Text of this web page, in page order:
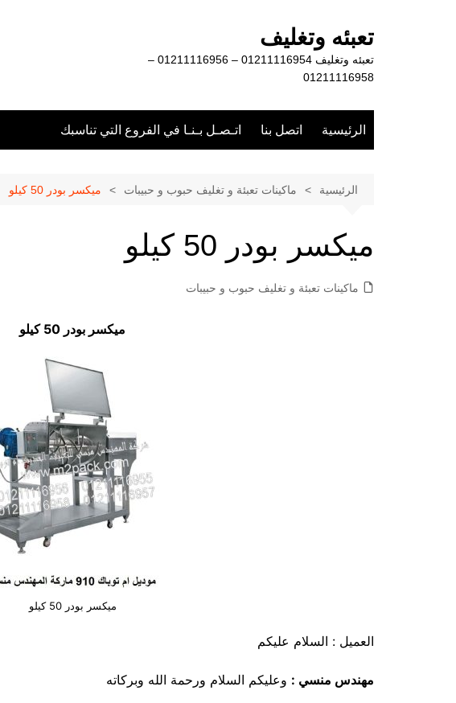
تعبئه وتغليف
تعبئه وتغليف 01211116954 – 01211116956 –
01211116958
الرئيسية اتصل بنا اتـصـل بـنـا في الفروع التي تناسبك
الرئيسية ماكينات تعبئة و تغليف حبوب و حبيبات ميكسر بودر 50 كيلو
ميكسر بودر 50 كيلو
ماكينات تعبئة و تغليف حبوب و حبيبات
ميكسر بودر 50 كيلو
ميكسر بودر 50 كيلو
العميل : السلام عليكم
مهندس منسي : وعليكم السلام ورحمة الله وبركاته